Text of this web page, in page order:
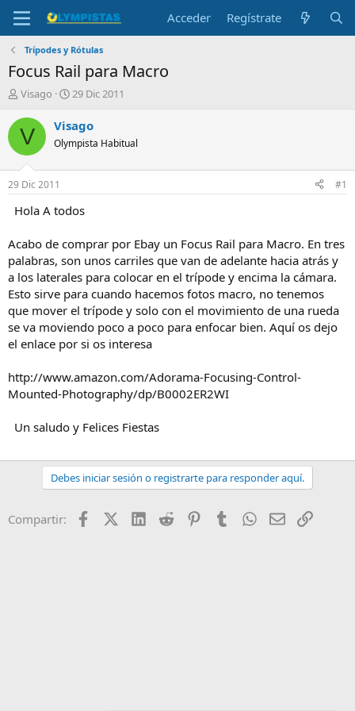
Acceder Regístrate
Trípodes y Rótulas
Focus Rail para Macro
I
i
c
a
d
o
r
l
t
e
m
a
Visago
F
c
a
i
n
i
o
29 Dic 2011
V Visago
Olympista Habitual
29 Dic 2011 #1
Hola A todos
Acabo de comprar por Ebay un Focus Rail para Macro. En tres
palabras, son unos carriles que van de adelante hacia atrás y
a los laterales para colocar en el trípode y encima la cámara.
Esto sirve para cuando hacemos fotos macro, no tenemos
que mover el trípode y solo con el movimiento de una rueda
se va moviendo poco a poco para enfocar bien. Aquí os dejo
el enlace por si os interesa
http://www.amazon.com/Adorama-Focusing-Control-
Mounted-Photography/dp/B0002ER2WI
Un saludo y Felices Fiestas
Debes iniciar sesión o registrarte para responder aquí.
Compartir: FacebookX (Twitter)
LinkedIn
Reddit PinterestTumblr WhatsApp
EmailEnlace